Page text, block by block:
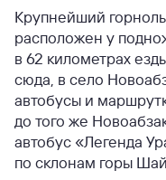
Крупнейший
расположен у
в 62 километрах
сюда, в село
автобусы и
до того же
автобус «Легенда
по склонам горы